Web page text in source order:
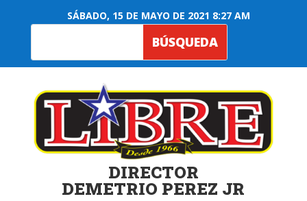
SÁBADO, 15 DE MAYO DE 2021 8:27 AM
DIRECTOR
DEMETRIO PEREZ JR